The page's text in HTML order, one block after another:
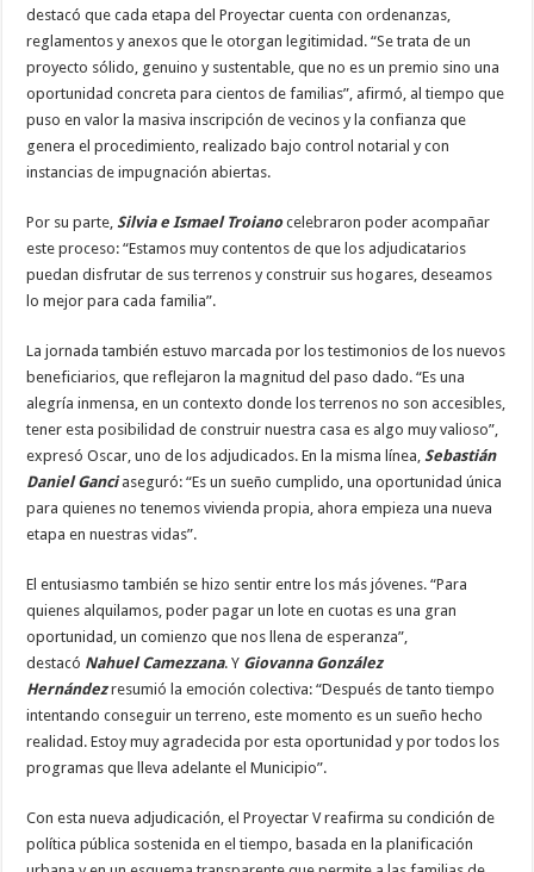
destacó que cada etapa del Proyectar cuenta con ordenanzas,
reglamentos y anexos que le otorgan legitimidad. “Se trata de un
proyecto sólido, genuino y sustentable, que no es un premio sino una
oportunidad concreta para cientos de familias”, afirmó, al tiempo que
puso en valor la masiva inscripción de vecinos y la confianza que
genera el procedimiento, realizado bajo control notarial y con
instancias de impugnación abiertas.
Por su parte,Silvia e Ismael Troianocelebraron poder acompañar
este proceso: “Estamos muy contentos de que los adjudicatarios
puedan disfrutar de sus terrenos y construir sus hogares, deseamos
lo mejor para cada familia”.
La jornada también estuvo marcada por los testimonios de los nuevos
beneficiarios, que reflejaron la magnitud del paso dado. “Es una
alegría inmensa, en un contexto donde los terrenos no son accesibles,
tener esta posibilidad de construir nuestra casa es algo muy valioso”,
expresó Oscar, uno de los adjudicados. En la misma línea,Sebastián
Daniel Ganciaseguró: “Es un sueño cumplido, una oportunidad única
para quienes no tenemos vivienda propia, ahora empieza una nueva
etapa en nuestras vidas”.
El entusiasmo también se hizo sentir entre los más jóvenes. “Para
quienes alquilamos, poder pagar un lote en cuotas es una gran
oportunidad, un comienzo que nos llena de esperanza”,
destacó Nahuel Camezzana. Y Giovanna González
Hernándezresumió la emoción colectiva: “Después de tanto tiempo
intentando conseguir un terreno, este momento es un sueño hecho
realidad. Estoy muy agradecida por esta oportunidad y por todos los
programas que lleva adelante el Municipio”.
Con esta nueva adjudicación, el Proyectar V reafirma su condición de
política pública sostenida en el tiempo, basada en la planificación